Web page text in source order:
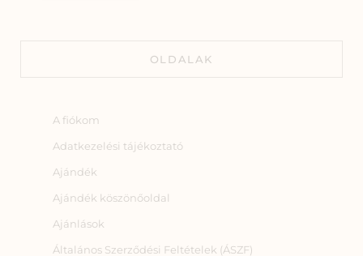
OLDALAK
A fiókom
Adatkezelési tájékoztató
Ajándék
Ajándék köszönőoldal
Ajánlások
Általános Szerződési Feltételek (ÁSZF)